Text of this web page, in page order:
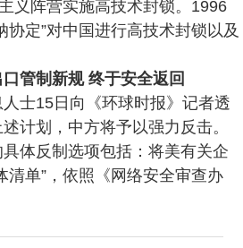
义阵营实施高技术封锁。1996
协定”对中国进行高技术封锁以及
管制新规 终于安全返回
士15日向《环球时报》记者透
计划，中方将予以强力反击。
体反制选项包括：将美有关企
清单”，依照《网络安全审查办